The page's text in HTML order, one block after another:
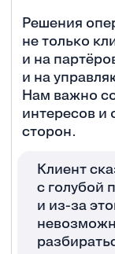
Решения
не только
и на
и на
Нам важно
интересов и
сторон.
Клиент
с голубой
и из-за